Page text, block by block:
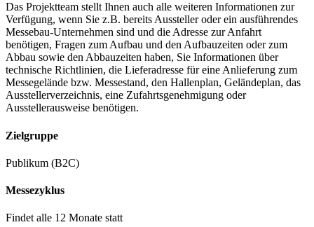
ab Bahnhof Mitte weiter mit Straßenbahnlinie 10 (Richtung
MESSE DRESDEN)
Mit dem Flugzeug
und Flughäfen in Deutschland (Frankfurt, Düsseldorf, München),
der Schweiz und der Niederlande.
der Bahnhof Dresden-Flughafen befindet sich im Tiefgeschoss
Das Projektteam stellt Ihnen auch alle weiteren Informationen zur
Verfügung, wenn Sie z.B. bereits Aussteller oder ein ausführendes
Messebau-Unternehmen sind und die Adresse zur Anfahrt
benötigen, Fragen zum Aufbau und den Aufbauzeiten oder zum
Abbau sowie den Abbauzeiten haben, Sie Informationen über
technische Richtlinien, die Lieferadresse für eine Anlieferung zum
Messegelände bzw. Messestand, den Hallenplan, Geländeplan, das
Ausstellerverzeichnis, eine Zufahrtsgenehmigung oder
Ausstellerausweise benötigen.
Zielgruppe
Publikum (B2C)
Messezyklus
Findet alle 12 Monate statt